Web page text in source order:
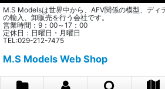
M.S Modelsは世界中から、AFV関係の模型、ディ
の輸入、卸販売を行う会社です。
営業時間：9：00～17：00
定休日：日曜日・月曜日
TEL:029-212-7475
M.S Models Web Shop